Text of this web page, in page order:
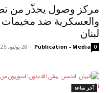
مركز وصول يحذّر من
والعسكرية ضد مخيمات
لبنان
Publication - Media
- 28 يوليو، 2026 0
آخر ساعة